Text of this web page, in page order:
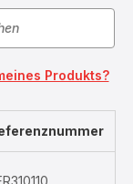
Produkts?